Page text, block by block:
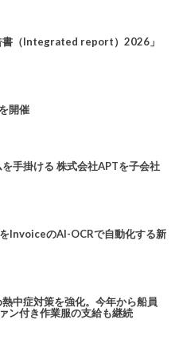
書（Integrated report）2026」
開催
手掛ける 株式会社APTを子会社
InvoiceのAI-OCRで自動化する新
中症対策を強化。今年から船員
ン付き作業服の支給も継続